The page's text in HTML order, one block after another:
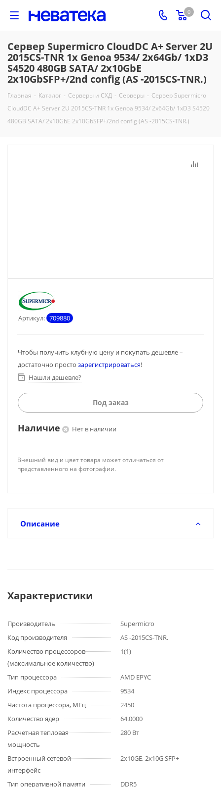
0
Сервер Supermicro CloudDC A+ Server 2U
2015CS-TNR 1x Genoa 9534/ 2x64Gb/ 1xD3
S4520 480GB SATA/ 2x10GbE
2x10GbSFP+/2nd config (AS -2015CS-TNR.)
Главная - Каталог - Серверы и СХД - Серверы - Сервер Supermicro
CloudDC A+ Server 2U 2015CS-TNR 1x Genoa 9534/ 2x64Gb/ 1xD3 S4520
480GB SATA/ 2x10GbE 2x10GbSFP+/2nd config (AS -2015CS-TNR.)
Артикул: 709880
Чтобы получить клубную цену и покупать дешевле –
достаточно просто зарегистрироваться!
Нашли дешевле?
Под заказ
Наличие Нет в наличии
Внешний вид и цвет товара может отличаться от
представленного на фотографии.
Описание
Характеристики
Производитель
Supermicro
Код производителя
AS -2015CS-TNR.
Количество процессоров
(максимальное количество)
1(1)
Тип процессора
AMD EPYC
Индекс процессора
9534
Частота процессора, МГц
2450
Количество ядер
64.0000
Расчетная тепловая
мощность
280 Вт
Встроенный сетевой
интерфейс
2x10GE, 2x10G SFP+
Тип оперативной памяти
DDR5